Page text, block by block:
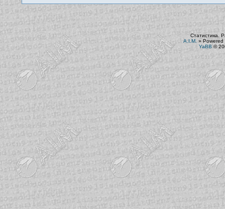
Статистика.
A.I.M. » Powered
YaBB ©